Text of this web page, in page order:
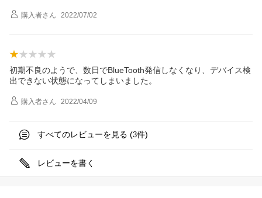
購入者さん 2022/07/02
初期不良のようで、数日でBlueTooth発信しなくなり、デバイス検
出できない状態になってしまいました。
購入者さん 2022/04/09
すべてのレビューを見る (3件)
レビューを書く